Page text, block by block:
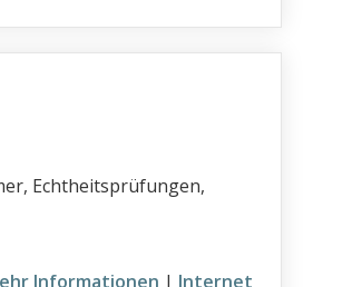
Echtheitsprüfungen,
Informationen | Internet